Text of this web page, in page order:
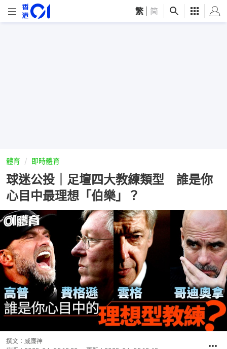
繁 简
體育 即時體育
球迷公投｜足壇四大教練類型 誰是你
心目中最理想「伯樂」？
撰文： 威廉神